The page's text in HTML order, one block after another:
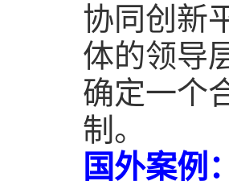
协同创新
体的领导
确定一个
制。
国外案例：